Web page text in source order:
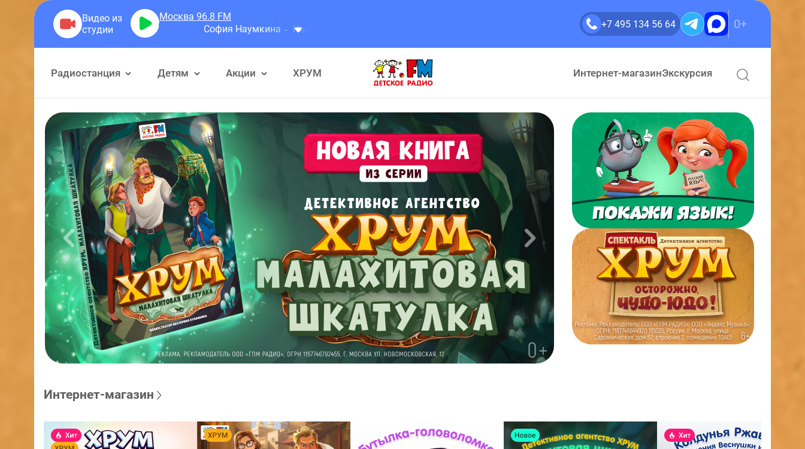
Москва 96.8 FM
София Наумкина
Народный Хит +7 495 134 56 64 0+
Радиостанция Детям Акции ХРУМ Интернет-магазинЭкскурсия
Интернет-магазин